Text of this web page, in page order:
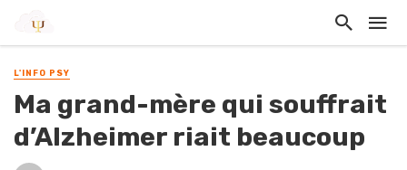
L'INFO PSY
Ma grand-mère qui souffrait
d’Alzheimer riait beaucoup